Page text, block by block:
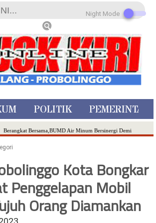
POLITIK
Berangkat Bersama,BUMD Air Minum Bersinergi Demi
Ditangkap di Kediri,Satu Buron
SDN Sumberejo 02 Kota Batu Kembangkan Program Inovasi
Literasi Melalui LASKAR JODA, Usung Filosofi Gelar Sehelai
Tikar
Ambulance Dari Berbagai Daerah Padati Kota Wisata Batu
Kota Bongkar
Penggelapan Mobil
Orang Diamankan
Night Mode